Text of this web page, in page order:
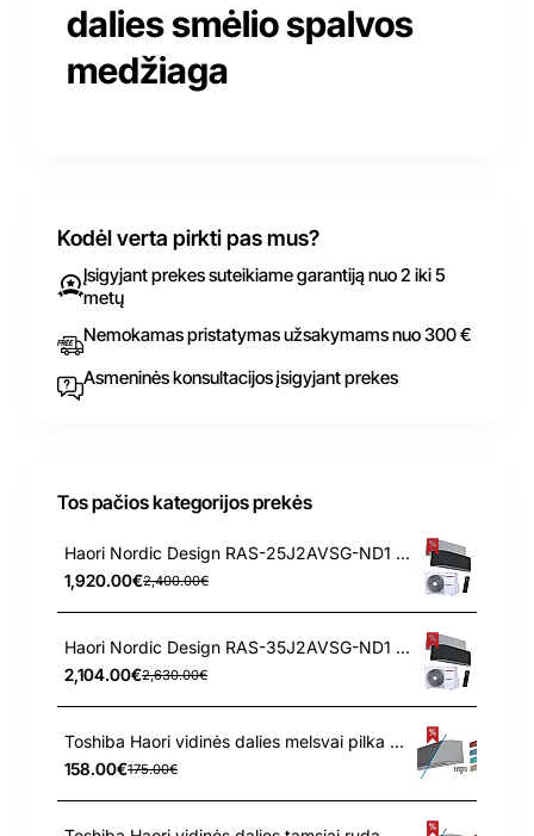
dalies smėlio spalvos
medžiaga
Kodėl verta pirkti pas mus?
Įsigyjant prekes suteikiame garantiją nuo 2 iki 5
metų
Nemokamas pristatymas užsakymams nuo 300 €
Asmeninės konsultacijos įsigyjant prekes
Tos pačios kategorijos prekės
Haori Nordic Design RAS-25J2AVSG-ND1 - RAS-25N4KVRG-ND Toshiba 2.8/3.2 kW kondicionierius
1,920.00€2,400.00€
Haori Nordic Design RAS-35J2AVSG-ND1 - RAS-35N4KVRG-ND Toshiba 3.5/4.2 kW kondicionierius
2,104.00€2,630.00€
Toshiba Haori vidinės dalies melsvai pilka medžiaga
158.00€175.00€